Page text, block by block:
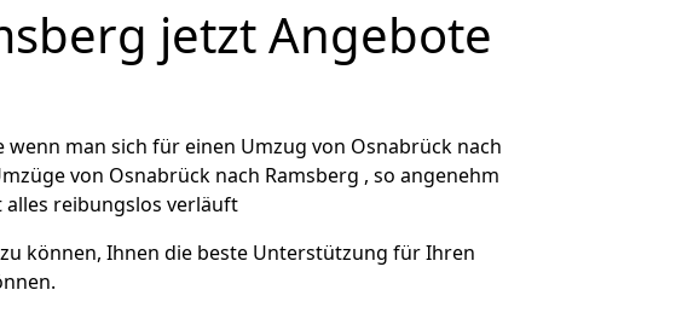
jetzt Angebote
wenn man sich für einen Umzug von Osnabrück nach
von Osnabrück nach Ramsberg , so angenehm
alles reibungslos verläuft
können, Ihnen die beste Unterstützung für Ihren